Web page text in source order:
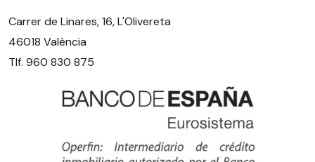
Carrer de Linares, 16, L'Olivereta
46018 València
Tlf. 960 830 875